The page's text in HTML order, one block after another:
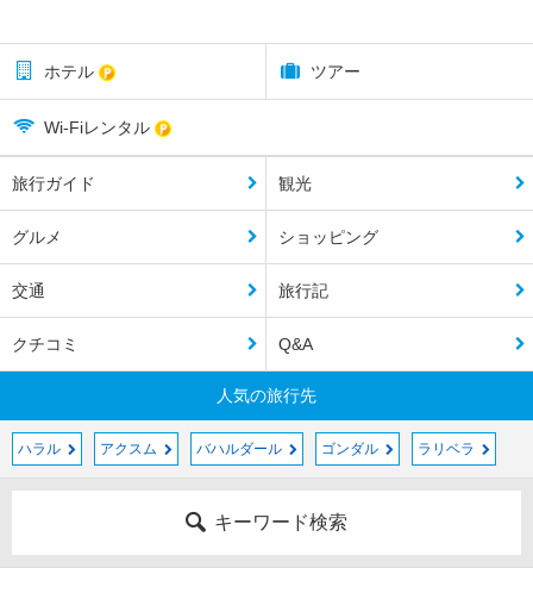
ホテル ツアー
Wi-Fiレンタル
旅行ガイド 観光
グルメ ショッピング
交通 旅行記
クチコミ Q&A
人気の旅行先
ハラル アクスム バハルダール ゴンダル ラリベラ
キーワード検索